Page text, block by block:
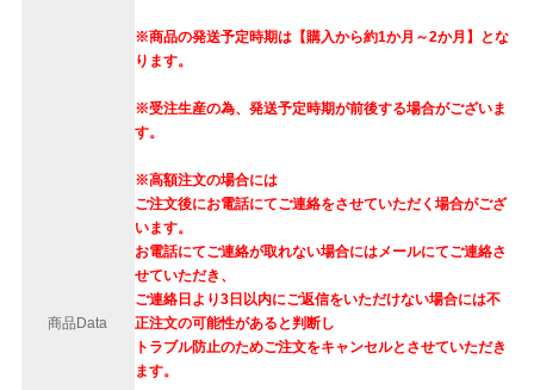
商品Data
※商品の発送予定時期は【購入から約1か月～2か月】とな
ります。
※受注生産の為、発送予定時期が前後する場合がございま
す。
※高額注文の場合には
ご注文後にお電話にてご連絡をさせていただく場合がござ
います。
お電話にてご連絡が取れない場合にはメールにてご連絡さ
せていただき、
ご連絡日より3日以内にご返信をいただけない場合には不
正注文の可能性があると判断し
トラブル防止のためご注文をキャンセルとさせていただき
ます。